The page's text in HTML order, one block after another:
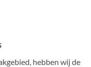
hebben wij de